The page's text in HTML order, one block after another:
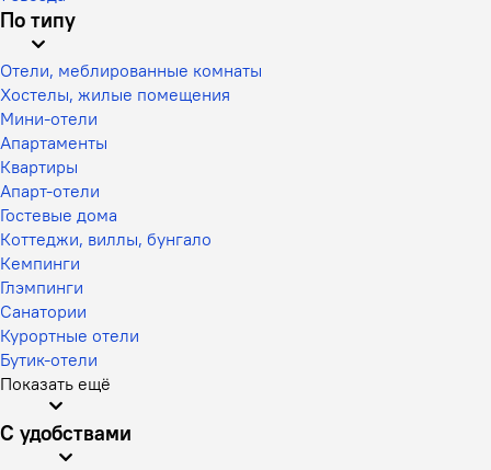
По типу
Отели, меблированные комнаты
Хостелы, жилые помещения
Мини-отели
Апартаменты
Квартиры
Апарт-отели
Гостевые дома
Коттеджи, виллы, бунгало
Кемпинги
Глэмпинги
Санатории
Курортные отели
Бутик-отели
Показать ещё
С удобствами